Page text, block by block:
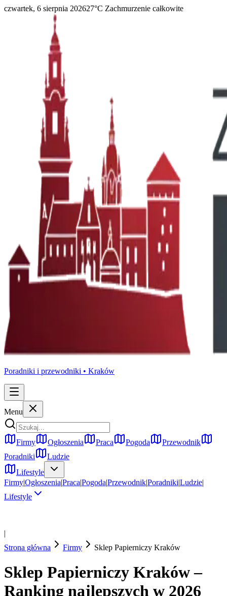
czwartek, 6 sierpnia 202627°C Zachmurzenie całkowite
Poradniki i przewodniki • Kraków
Menu
Firmy Ogłoszenia Praca Pogoda
Przewodnik
Poradniki
Ludzie
Lifestyle
Firmy|Ogłoszenia|Praca|Pogoda|Przewodnik|Poradniki|Ludzie|
Lifestyle
|
Strona główna
Firmy Sklep Papierniczy Kraków
Sklep Papierniczy Kraków –
Ranking najlepszych w 2026